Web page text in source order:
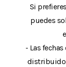
Si
puedes
- Las